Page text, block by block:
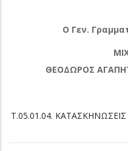
Ο
Ο Γεν.
ΜΙΧΑΗΛ
ΘΕΟΔΩΡΟΣ
Τ.05.01.04. ΚΑΤΑΣΚΗΝΩΣΕΙΣ